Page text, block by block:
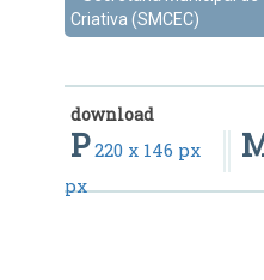
Criativa (SMCEC)
download
P220 x 146 px
px